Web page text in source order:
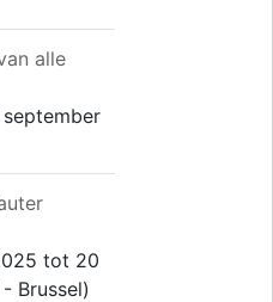
alle
tot 20
Brussel)